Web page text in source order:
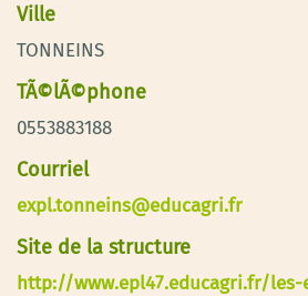
Ville
TONNEINS
TÃ©lÃ©phone
0553883188
Courriel
expl.tonneins@educagri.fr
Site de la structure
http://www.epl47.educagri.fr/